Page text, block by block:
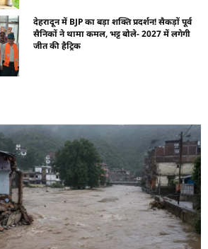
देहरादून में BJP का बड़ा शक्ति प्रदर्शन! सैकड़ों पूर्व
सैनिकों ने थामा कमल, भट्ट बोले- 2027 में लगेगी
जीत की हैट्रिक